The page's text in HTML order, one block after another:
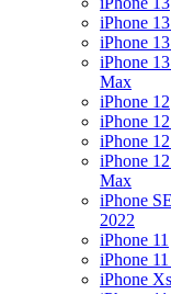
iPhone
iPhone
iPhone
Max
iPhone 12
iPhone
iPhone
iPhone
Max
iPhone SE
2022
iPhone 11
iPhone
iPhone